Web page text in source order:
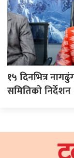
१५ दिनभित्र
समितिको निर्देशन